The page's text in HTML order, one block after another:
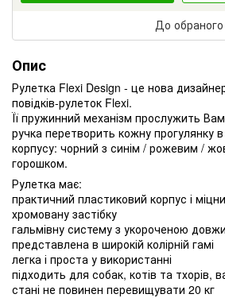
До обраного
Опис
Рулетка Flexi Design - це нова
повідків-рулеток Flexi.
Її пружинний механізм прослужить
ручка перетворить кожну прогулянку
корпусу: чорний з синім / рожевим /
горошком.
Рулетка має:
практичний пластиковий корпус і
хромовану застібку
гальмівну систему з укороченою
представлена в широкій колірній гамі
легка і проста у використанні
підходить для собак, котів та тхорів,
стані не повинен перевищувати 20 кг